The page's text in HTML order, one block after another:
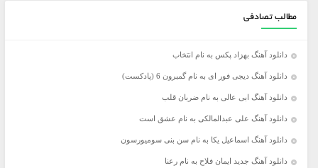
مطالب تصادفی
دانلود آهنگ بهزاد پکس به نام انتخاب
دانلود آهنگ دیجی فور ای به نام گمبرون 6 (پادکست)
دانلود آهنگ ابی عالی به نام ضربان قلب
دانلود آهنگ علی عبدالمالکی به نام عشق است
دانلود آهنگ اسماعیل یکا به نام سن بنی سومیورسون
دانلود آهنگ جدید ایمان فلاح به نام رعنا